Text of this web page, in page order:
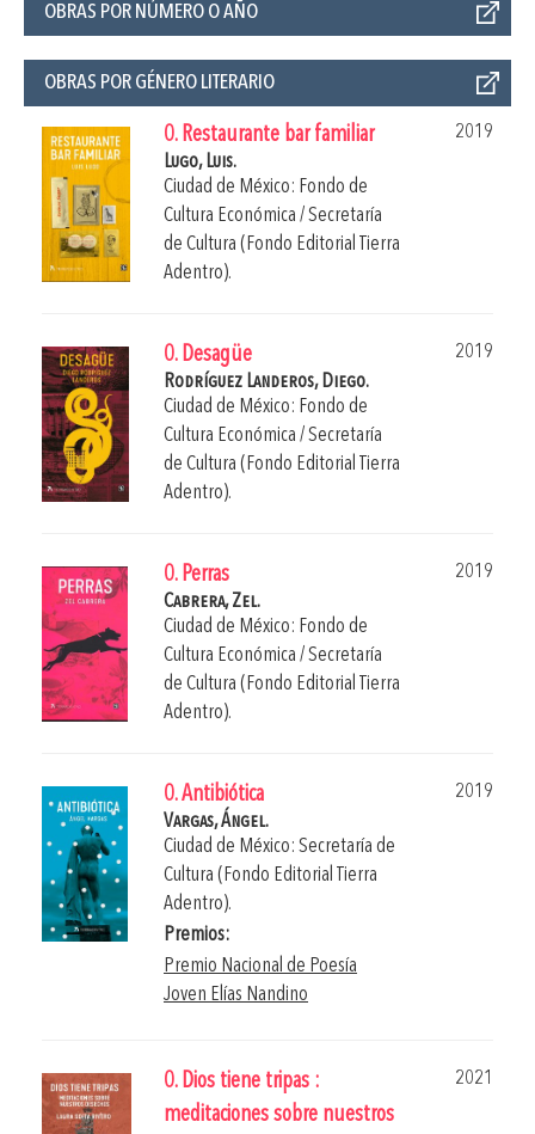
OBRAS POR NÚMERO O AÑO
OBRAS POR GÉNERO LITERARIO
0. Restaurante bar familiar
2019
Lugo, Luis.
Ciudad de México: Fondo de
Cultura Económica / Secretaría
de Cultura (Fondo Editorial Tierra
Adentro).
0. Desagüe
2019
Rodríguez Landeros, Diego.
Ciudad de México: Fondo de
Cultura Económica / Secretaría
de Cultura (Fondo Editorial Tierra
Adentro).
0. Perras
2019
Cabrera, Zel.
Ciudad de México: Fondo de
Cultura Económica / Secretaría
de Cultura (Fondo Editorial Tierra
Adentro).
0. Antibiótica
2019
Vargas, Ángel.
Ciudad de México: Secretaría de
Cultura (Fondo Editorial Tierra
Adentro).
Premios:
Premio Nacional de Poesía
Joven Elías Nandino
0. Dios tiene tripas :
meditaciones sobre nuestros
2021